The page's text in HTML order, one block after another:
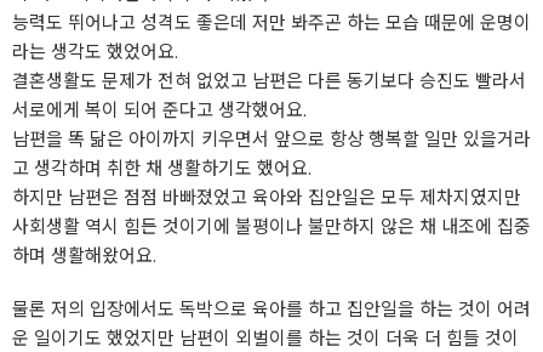
능력도 뛰어나고 성격도 좋은데 저만 봐주곤 하는 모습 때문에 운명이
라는 생각도 했었어요.
결혼생활도 문제가 전혀 없었고 남편은 다른 동기보다 승진도 빨라서
서로에게 복이 되어 준다고 생각했어요.
남편을 똑 닮은 아이까지 키우면서 앞으로 항상 행복할 일만 있을거라
고 생각하며 취한 채 생활하기도 했어요.
하지만 남편은 점점 바빠졌었고 육아와 집안일은 모두 제차지였지만
사회생활 역시 힘든 것이기에 불평이나 불만하지 않은 채 내조에 집중
하며 생활해왔어요.
물론 저의 입장에서도 독박으로 육아를 하고 집안일을 하는 것이 어려
운 일이기도 했었지만 남편이 외벌이를 하는 것이 더욱 더 힘들 것이